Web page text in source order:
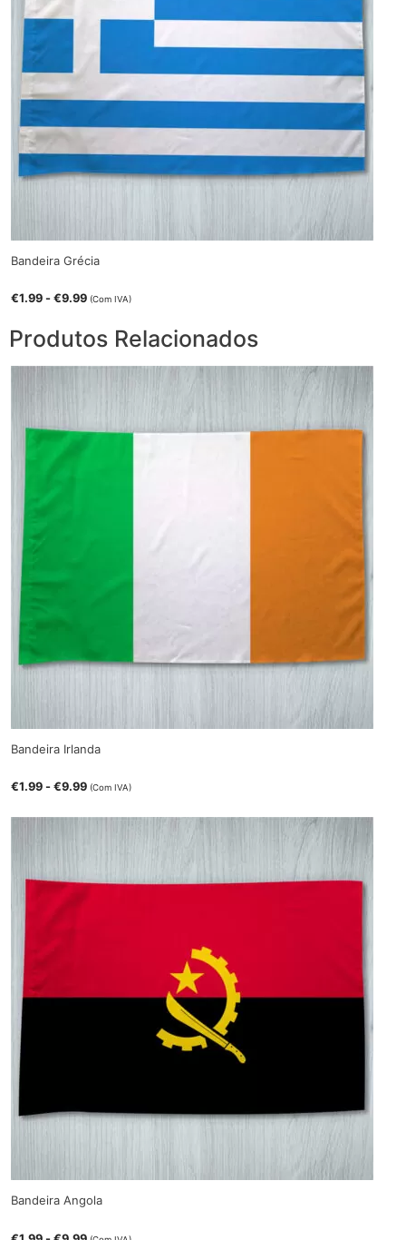
Bandeira Grécia
€1.99 -€9.99 (Com IVA)
Produtos Relacionados
Bandeira Irlanda
€1.99 -€9.99 (Com IVA)
Bandeira Angola